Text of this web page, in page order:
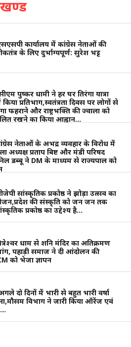
एसएसपी कार्यालय में कांग्रेस नेताओं की
के लिए दुर्भाग्यपूर्ण: सुरेश भट्ट
पुष्कर धामी ने हर घर तिरंगा यात्रा
किया प्रतिभाग,स्वतंत्रता दिवस पर लोगों से
फहराने और राष्ट्रभक्ति की ज्वाला को
रखने का किया आह्वान…
नेताओं के अभद्र व्यवहार के विरोध में
अध्यक्ष प्रताप बिष्ट और मंडी परिषद
डब्बू ने DM के माध्यम से राज्यपाल को
सांस्कृतिक प्रकोष्ठ ने झोड़ा उत्सव का
की संस्कृति को जन जन तक
प्रकोष्ठ का उद्देश्य है…
धाम से शनि मंदिर का अतिक्रमण
पहाड़ी समाज ने दी आंदोलन की
को भेजा ज्ञापन
दो दिनों में भारी से बहुत भारी वर्षा
विभाग ने जारी किया ऑरेंज एवं